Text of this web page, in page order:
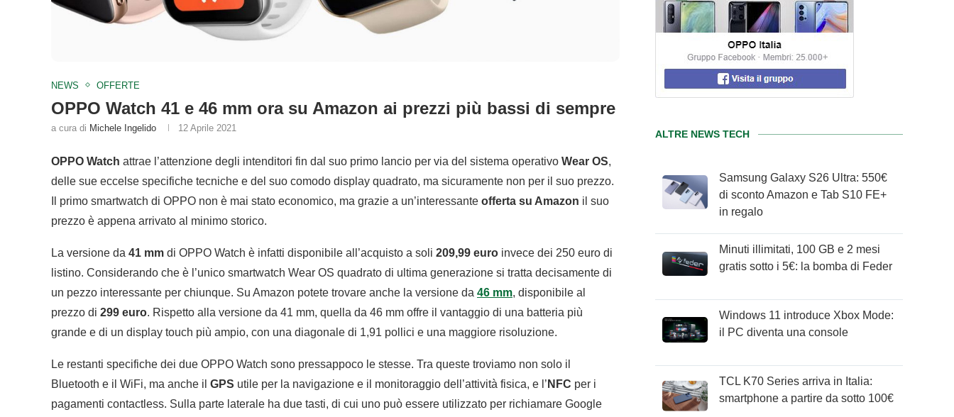
NEWS OFFERTE
OPPO Watch 41 e 46 mm ora su Amazon ai prezzi più bassi di sempre
a cura di Michele Ingelido 12 Aprile 2021
OPPO Watch attrae l’attenzione degli intenditori fin dal suo primo lancio per via del sistema operativo Wear OS,
delle sue eccelse specifiche tecniche e del suo comodo display quadrato, ma sicuramente non per il suo prezzo.
Il primo smartwatch di OPPO non è mai stato economico, ma grazie a un’interessante offerta su Amazon il suo
prezzo è appena arrivato al minimo storico.
La versione da 41 mm di OPPO Watch è infatti disponibile all’acquisto a soli 209,99 euro invece dei 250 euro di
listino. Considerando che è l’unico smartwatch Wear OS quadrato di ultima generazione si tratta decisamente di
un pezzo interessante per chiunque. Su Amazon potete trovare anche la versione da 46 mm, disponibile al
prezzo di 299 euro. Rispetto alla versione da 41 mm, quella da 46 mm offre il vantaggio di una batteria più
grande e di un display touch più ampio, con una diagonale di 1,91 pollici e una maggiore risoluzione.
Le restanti specifiche dei due OPPO Watch sono pressappoco le stesse. Tra queste troviamo non solo il
Bluetooth e il WiFi, ma anche il GPS utile per la navigazione e il monitoraggio dell’attività fisica, e l’ NFC per i
pagamenti contactless. Sulla parte laterale ha due tasti, di cui uno può essere utilizzato per richiamare Google
ALTRE NEWS TECH
Samsung Galaxy S26 Ultra: 550€
di sconto Amazon e Tab S10 FE+
in regalo
Minuti illimitati, 100 GB e 2 mesi
gratis sotto i 5€: la bomba di Feder
Windows 11 introduce Xbox Mode:
il PC diventa una console
TCL K70 Series arriva in Italia:
smartphone a partire da sotto 100€